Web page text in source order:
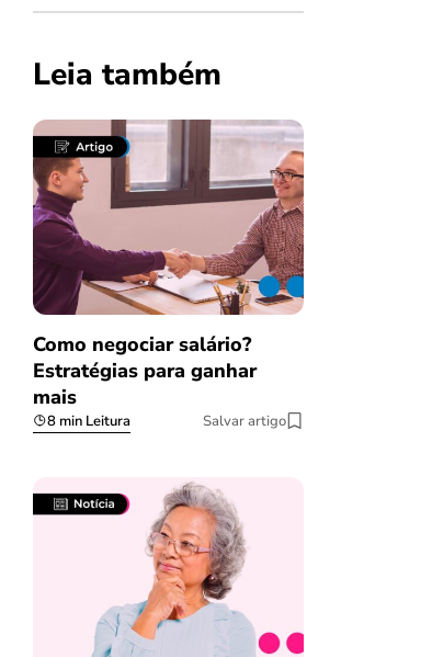
Leia também
Como negociar salário?
Estratégias para ganhar
mais
8 min Leitura Salvar artigo